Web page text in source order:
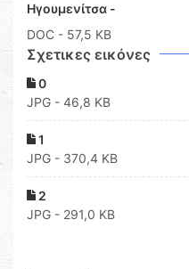
Ηγουμενίτσα -
DOC - 57,5 KB
Σχετικες εικόνες
0
JPG - 46,8 KB
1
JPG - 370,4 KB
2
JPG - 291,0 KB